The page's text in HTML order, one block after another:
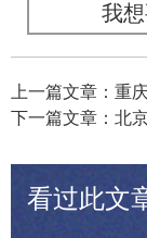
我
上一篇文章：重
下一篇文章：北
看过此文